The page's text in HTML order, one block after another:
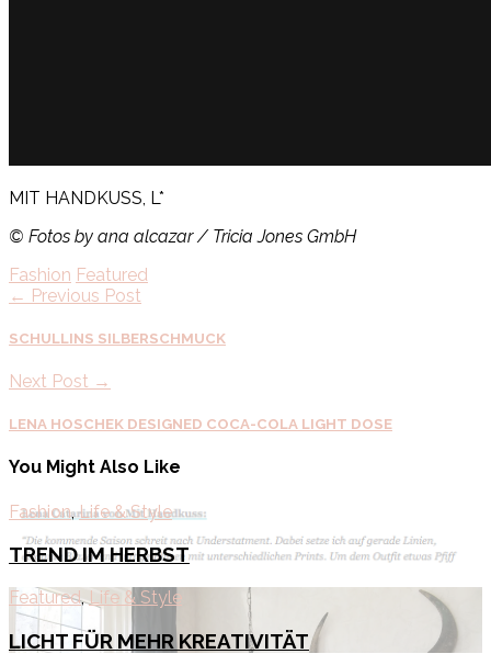
MIT HANDKUSS, L*
© Fotos by ana alcazar / Tricia Jones GmbH
Fashion Featured
← Previous Post
SCHULLINS SILBERSCHMUCK
Next Post →
LENA HOSCHEK DESIGNED COCA-COLA LIGHT DOSE
You Might Also Like
Fashion,Life & Style
TREND IM HERBST
Featured,Life & Style
LICHT FÜR MEHR KREATIVITÄT